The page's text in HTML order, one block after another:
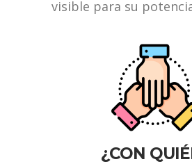
visible para su
¿CON